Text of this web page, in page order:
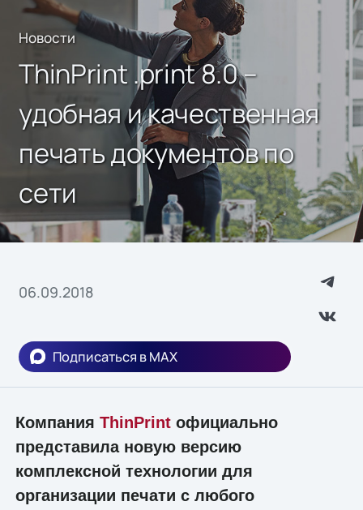
Новости
ThinPrint .print 8.0 –
удобная и качественная
печать документов по
сети
06.09.2018
Подписаться в MAX
Компания ThinPrintофициально
представила новую версию
комплексной технологии для
организации печати с любого